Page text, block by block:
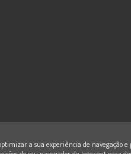
a sua experiência de navegação